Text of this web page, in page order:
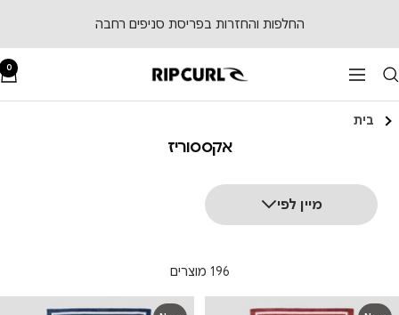
החלפות והחזרות בפריסת סניפים רחבה
ניווט RipCurl
0
בית
אקססוריז
מיין לפי
196 מוצרים